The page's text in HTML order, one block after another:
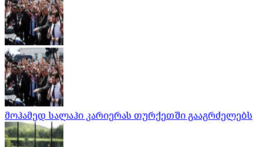
მოჰამედ სალაჰი კარიერას თურქეთში გააგრძელებს